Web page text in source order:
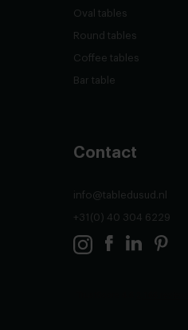
Oval tables
Round tables
Coffee tables
Bar table
Contact
info@tabledusud.nl
+31(0) 40 304 6229